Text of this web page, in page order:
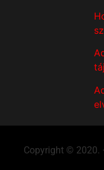
Copyright © 2020.